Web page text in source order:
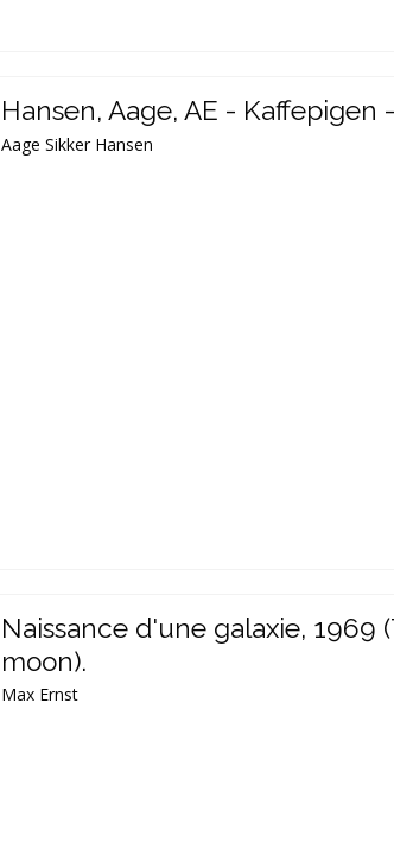
Hansen, Aage, AE - Kaffepigen
Aage Sikker Hansen
Naissance d'une galaxie, 1969
moon).
Max Ernst